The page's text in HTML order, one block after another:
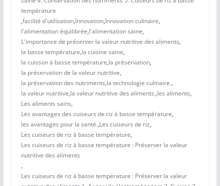
température
,facilité d'utilisation,Innovation,Innovation culinaire,
l'alimentation équilibrée,l'alimentation saine,
L'importance de préserver la valeur nutritive des aliments,
la basse température,la cuisine saine,
la cuisson à basse température,la préservation,
la préservation de la valeur nutritive,
la préservation des nutriments,la technologie culinaire.,
la valeur nutritive,la valeur nutritive des aliments.,les aliments,
Les aliments sains,
Les avantages des cuiseurs de riz à basse température,
les avantages pour la santé.,Les cuiseurs de riz,
Les cuiseurs de riz à basse température,
Les cuiseurs de riz à basse température : Préserver la valeur
nutritive des aliments
,
Les cuiseurs de riz à basse température : Préserver la valeur